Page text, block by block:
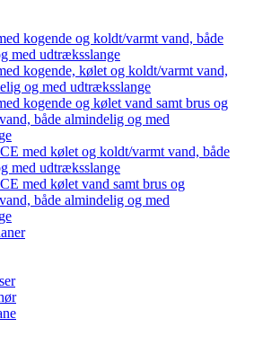
kogende og koldt/varmt vand, både
med udtræksslange
kogende, kølet og koldt/varmt vand,
og med udtræksslange
kogende og kølet vand samt brus og
både almindelig og med
med kølet og koldt/varmt vand, både
med udtræksslange
med kølet vand samt brus og
både almindelig og med